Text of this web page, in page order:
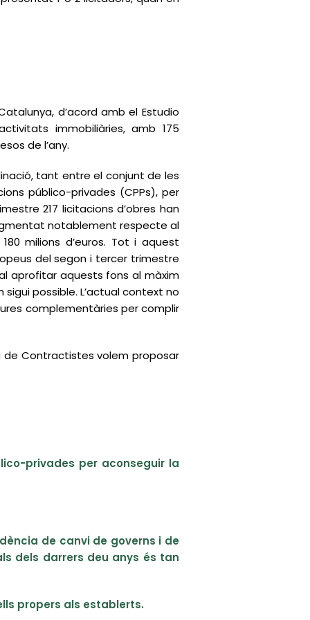
d’acord amb el Estudio
immobiliàries, amb 175
de l’any.
tant entre el conjunt de les
público-privades (CPPs), per
217 licitacions d’obres han
notablement respecte al
milions d’euros. Tot i aquest
del segon i tercer trimestre
aprofitar aquests fons al màxim
possible. L’actual context no
complementàries per complir
de Contractistes volem proposar
privades per aconseguir la
de canvi de governs i de
dels darrers deu anys és tan
propers als establerts.